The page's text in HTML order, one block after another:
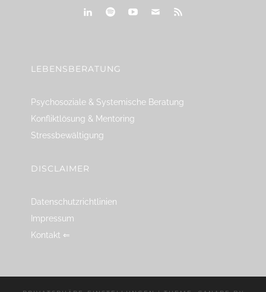
LEBENSBERATUNG
Psychosoziale & Systemische Beratung
Konfliktlösung & Mentoring
Stressbewältigung
DISCLAIMER
Datenschutzrichtlinien
Impressum
Kontakt ⇐